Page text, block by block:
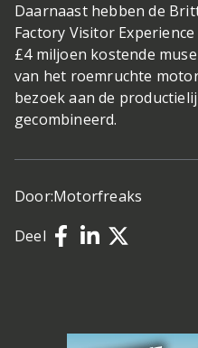
Daarnaast hebben de
Factory Visitor
£4 miljoen kostende
van het roemruchte
bezoek aan de
gecombineerd.
Door:Motorfreaks
Deel